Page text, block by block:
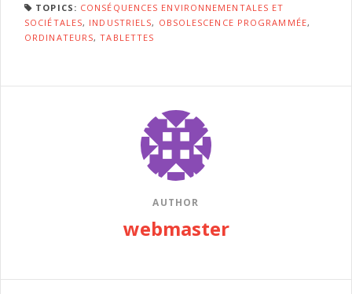
TOPICS: CONSÉQUENCES ENVIRONNEMENTALES ET
SOCIÉTALES, INDUSTRIELS, OBSOLESCENCE PROGRAMMÉE,
ORDINATEURS,TABLETTES
AUTHOR
webmaster